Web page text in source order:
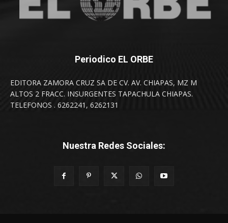
Periodico EL ORBE
EDITORA ZAMORA CRUZ SA DE CV. AV. CHIAPAS, MZ M
ALTOS 2 FRACC. INSURGENTES TAPACHULA CHIAPAS.
TELEFONOS . 6262241, 6262131
Nuestra Redes Sociales: